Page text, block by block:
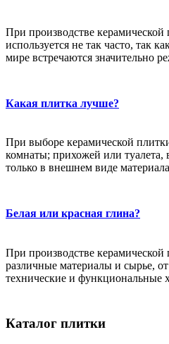
При производстве керамической
используется не так часто, так
мире встречаются значительно
Какая плитка лучше?
При выборе керамической
комнаты; прихожей или туалета,
только в внешнем виде
Белая или красная глина?
При производстве
различные материалы и сырье,
технические и функциональные
Каталог плитки